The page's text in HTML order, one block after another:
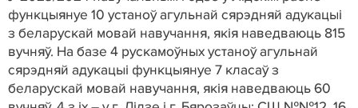
функцыянуе 10 устаноў агульнай сярэдняй адукацыі
з беларускай мовай навучання, якія наведваюць 815
вучняў. На базе 4 рускамоўных устаноў агульнай
сярэдняй адукацыі функцыянуе 7 класаў з
беларускай мовай навучання, якія наведваюць 60